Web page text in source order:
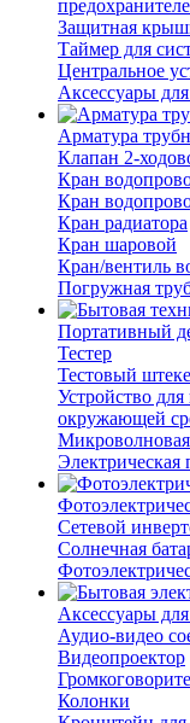
Защитная
Таймер для
Центральное
Аксессуары
Арматура
Клапан 2-
Кран
Кран
Кран радиатора
Кран шаровой
Кран/вентиль
Погружная
Портативный
Тестер
Тестовый
Устройство
окружающей
Электрическая
Сетевой
Солнечная
Аксессуары
Аудио-видео
Видеопроектор
Колонки